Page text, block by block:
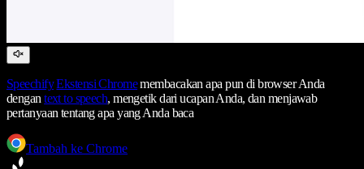
Speechify Ekstensi Chromemembacakan apa pun di browser Anda
dengantext to speech, mengetik dari ucapan Anda, dan menjawab
pertanyaan tentang apa yang Anda baca
Tambah ke Chrome